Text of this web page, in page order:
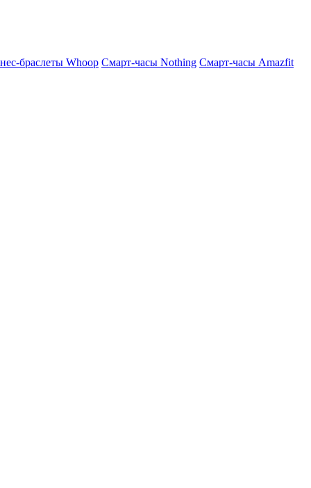
браслеты Whoop Смарт-часы Nothing Смарт-часы Amazfit